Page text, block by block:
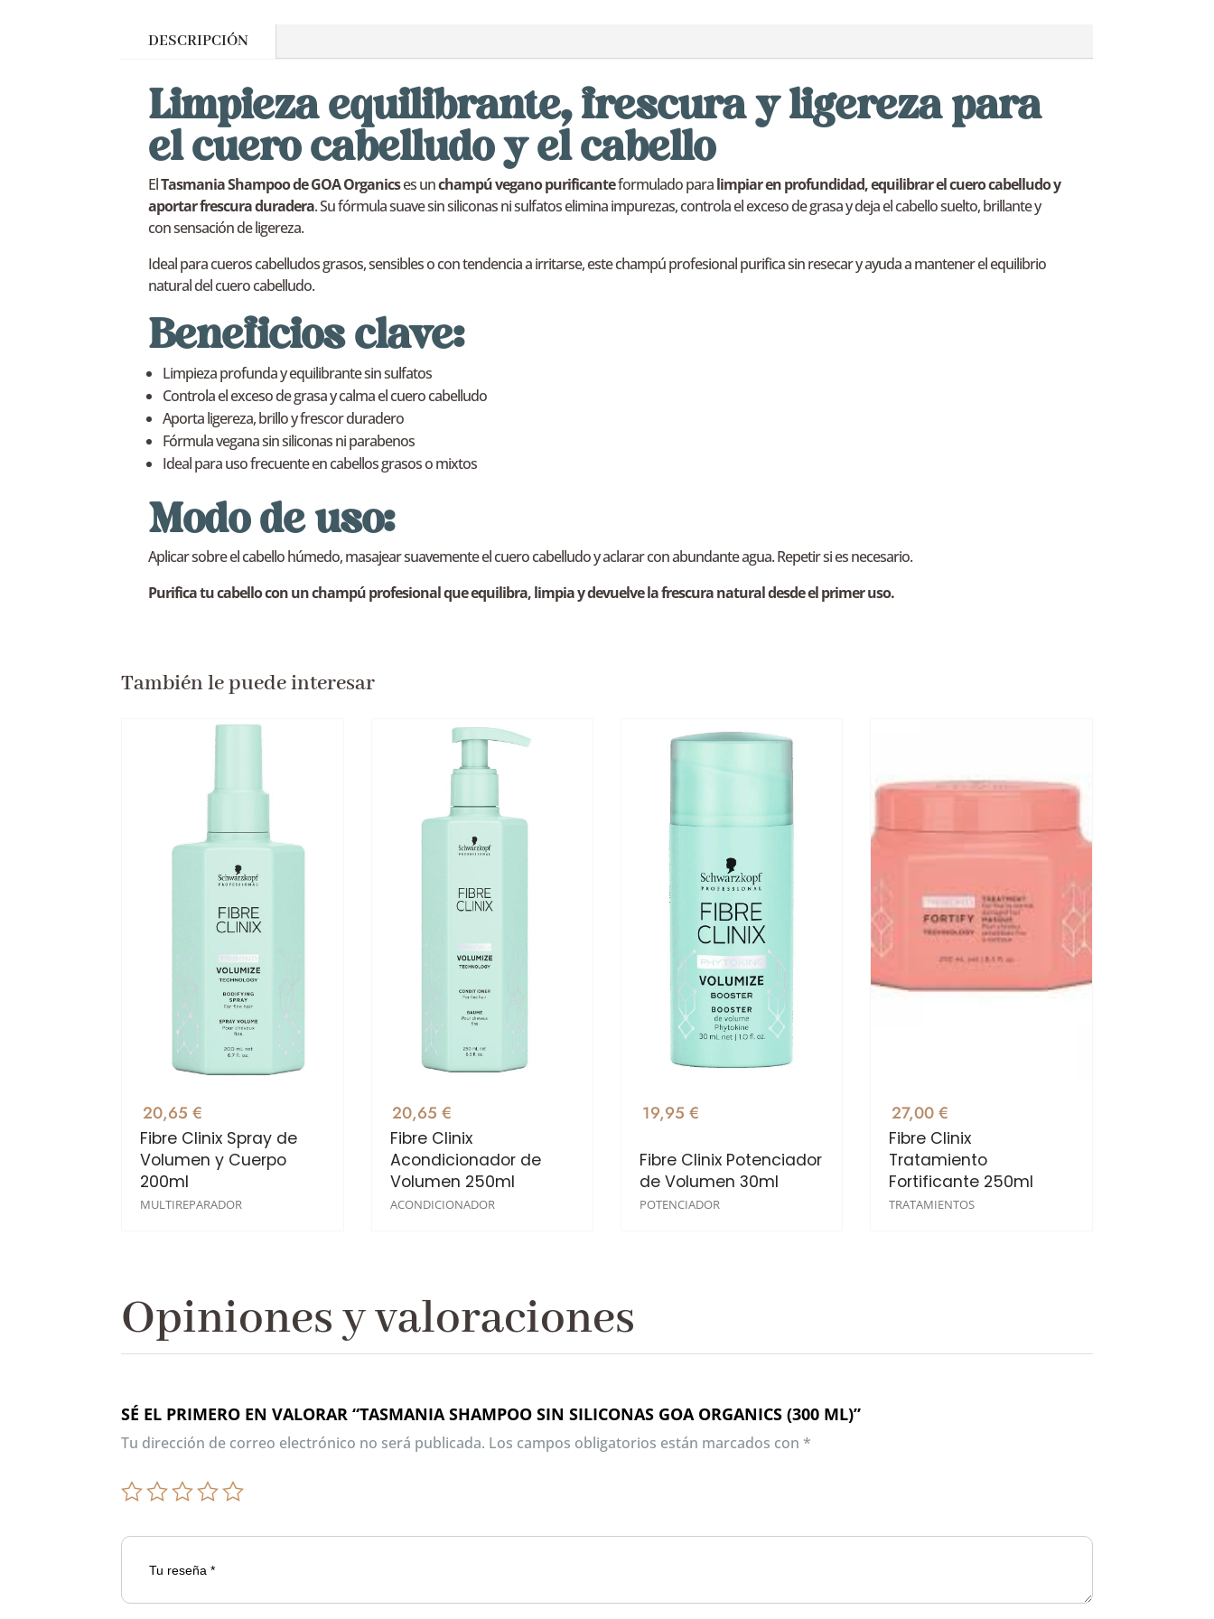
DESCRIPCIÓN
Limpieza equilibrante, frescura y ligereza para
el cuero cabelludo y el cabello
ElTasmania Shampoo de GOA Organicses unchampú vegano purificanteformulado paralimpiar en profundidad, equilibrar el cuero cabelludo y
aportar frescura duradera. Su fórmula suave sin siliconas ni sulfatos elimina impurezas, controla el exceso de grasa y deja el cabello suelto, brillante y
con sensación de ligereza.
Ideal para cueros cabelludos grasos, sensibles o con tendencia a irritarse, este champú profesional purifica sin resecar y ayuda a mantener el equilibrio
natural del cuero cabelludo.
Beneficios clave:
Limpieza profunda y equilibrante sin sulfatos
Controla el exceso de grasa y calma el cuero cabelludo
Aporta ligereza, brillo y frescor duradero
Fórmula vegana sin siliconas ni parabenos
Ideal para uso frecuente en cabellos grasos o mixtos
Modo de uso:
Aplicar sobre el cabello húmedo, masajear suavemente el cuero cabelludo y aclarar con abundante agua. Repetir si es necesario.
Purifica tu cabello con un champú profesional que equilibra, limpia y devuelve la frescura natural desde el primer uso.
También le puede interesar
20,65 €
Fibre Clinix Spray de
Volumen y Cuerpo
200ml
MULTIREPARADOR
20,65 €
Fibre Clinix
Acondicionador de
Volumen 250ml
ACONDICIONADOR
19,95 €
Fibre Clinix Potenciador
de Volumen 30ml
POTENCIADOR
27,00 €
Fibre Clinix
Tratamiento
Fortificante 250ml
TRATAMIENTOS
Opiniones y valoraciones
SÉ EL PRIMERO EN VALORAR “TASMANIA SHAMPOO SIN SILICONAS GOA ORGANICS (300 ML)”
Tu dirección de correo electrónico no será publicada. Los campos obligatorios están marcados con *